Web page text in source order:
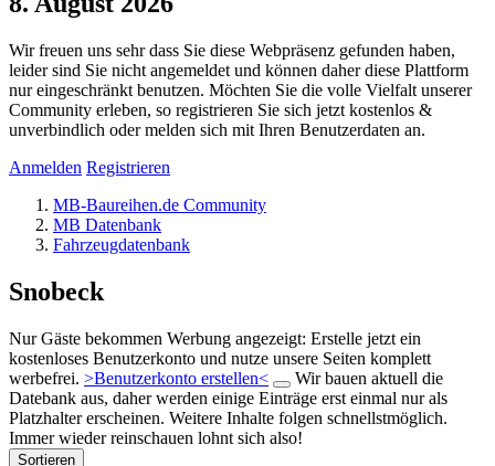
Wir freuen uns sehr dass Sie diese Webpräsenz gefunden haben,
leider sind Sie nicht angemeldet und können daher diese Plattform
nur eingeschränkt benutzen. Möchten Sie die volle Vielfalt unserer
Community erleben, so registrieren Sie sich jetzt kostenlos &
unverbindlich oder melden sich mit Ihren Benutzerdaten an.
Anmelden Registrieren
MB-Baureihen.de Community
MB Datenbank
Fahrzeugdatenbank
Snobeck
Nur Gäste bekommen Werbung angezeigt: Erstelle jetzt ein
kostenloses Benutzerkonto und nutze unsere Seiten komplett
werbefrei. >Benutzerkonto erstellen<
Wir bauen aktuell die
Datebank aus, daher werden einige Einträge erst einmal nur als
Platzhalter erscheinen. Weitere Inhalte folgen schnellstmöglich.
Immer wieder reinschauen lohnt sich also!
Sortieren